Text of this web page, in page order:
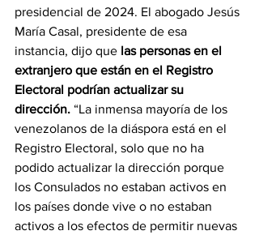
presidencial de 2024. El abogado Jesús
María Casal, presidente de esa
instancia, dijo que las personas en el
extranjero que están en el Registro
Electoral podrían actualizar su
dirección. “La inmensa mayoría de los
venezolanos de la diáspora está en el
Registro Electoral, solo que no ha
podido actualizar la dirección porque
los Consulados no estaban activos en
los países donde vive o no estaban
activos a los efectos de permitir nuevas